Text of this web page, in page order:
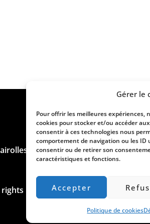
Gérer le
Pour offrir les meilleures expériences,
cookies pour stocker et/ou accéder
consentir à ces technologies nous
comportement de navigation ou les ID
consentir ou de retirer son
caractéristiques et fonctions.
Accepter
Politique de cookies
reserved | 2022